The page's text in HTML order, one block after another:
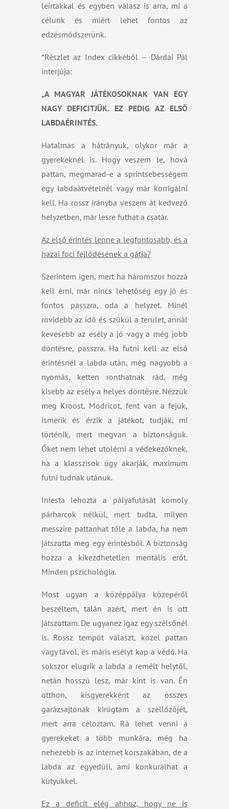
leírtakkal és egyben válasz is arra, mi a
célunk és miért lehet fontos az
edzésmódszerünk.
*Részlet az Index cikkéből – Dárdai Pál
interjúja:
„A MAGYAR JÁTÉKOSOKNAK VAN EGY
NAGY DEFICITJÜK. EZ PEDIG AZ ELSŐ
LABDAÉRINTÉS.
Hatalmas a hátrányuk, olykor már a
gyerekeknél is. Hogy veszem le, hová
pattan, megmarad-e a sprintsebességem
egy labdaátvételnél vagy már korrigálni
kell. Ha rossz irányba veszem át kedvező
helyzetben, már lesre futhat a csatár.
Az első érintés lenne a legfontosabb, és a
hazai foci fejlődésének a gátja?
Szerintem igen, mert ha háromszor hozzá
kell érni, már nincs lehetőség egy jó és
fontos passzra, oda a helyzet. Minél
rövidebb az idő és szűkül a terület, annál
kevesebb az esély a jó vagy a még jobb
döntésre, passzra. Ha futni kell az első
érintésnél a labda után, még nagyobb a
nyomás, ketten ronthatnak rád, még
kisebb az esély a helyes döntésre. Nézzük
meg Kroost, Modricot, fent van a fejük,
ismerik és érzik a játékot, tudják, mi
történik, mert megvan a biztonságuk.
Őket nem lehet utolérni a védekezőknek,
ha a klasszisok úgy akarják, maximum
futni tudnak utánuk.
Iniesta lehozta a pályafutását komoly
párharcok nélkül, mert tudta, milyen
messzire pattanhat tőle a labda, ha nem
játszotta meg egy érintésből. A biztonság
hozza a kikezdhetetlen mentális erőt.
Minden pszichológia.
Most ugyan a középpálya közepéről
beszéltem, talán azért, mert én is ott
játszottam. De ugyanez igaz egy szélsőnél
is. Rossz tempót választ, közel pattan
vagy távol, és máris esélyt kap a védő. Ha
sokszor elugrik a labda a remélt helytől,
netán hosszú lesz, már kint is van. Én
otthon, kisgyerekként az összes
garázsajtónak kirúgtam a szellőzőjét,
mert arra céloztam. Rá lehet venni a
gyerekeket a több munkára, még ha
nehezebb is az internet korszakában, de a
labda az egyedüli, ami konkurálhat a
kütyükkel.
Ez a deficit elég ahhoz, hogy ne is